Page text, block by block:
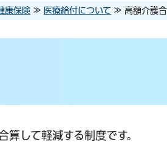
康保険 ≫ 医療給付について ≫ 高額介護
して軽減する制度です。